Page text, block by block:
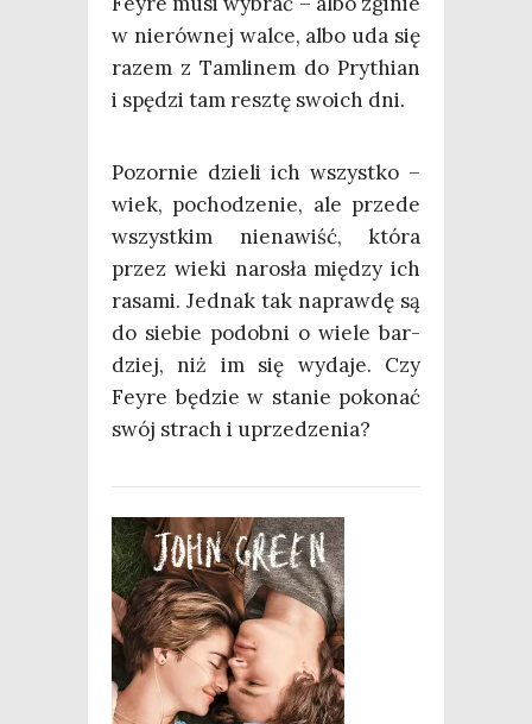
w nie­rów­nej wal­ce, albo uda się
razem z Tam­li­nem do Pry­thian
i spę­dzi tam resz­tę swo­ich dni.
Pozor­nie dzie­li ich wszyst­ko –
wiek, pocho­dze­nie, ale przede
wszyst­kim nie­na­wiść, któ­ra
przez wie­ki naro­sła mię­dzy ich
rasa­mi. Jed­nak tak napraw­dę są
do sie­bie podob­ni o wie­le bar­
dziej, niż im się wyda­je. Czy
Fey­re będzie w sta­nie poko­nać
swój strach i uprzedzenia?